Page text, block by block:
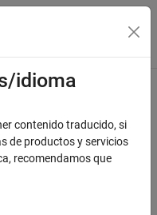
navegación
information?
idioma
contenido traducido, si
de productos y servicios
recomendamos que